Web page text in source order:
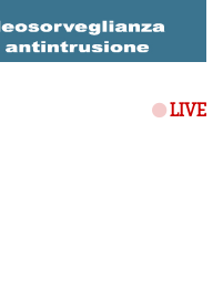
LIVE